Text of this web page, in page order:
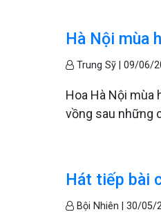
Hà Nội mùa
Trung Sỹ |09/06/
Hoa Hà Nội mùa
vồng sau những
Hát tiếp bài
Bội Nhiên |30/05/